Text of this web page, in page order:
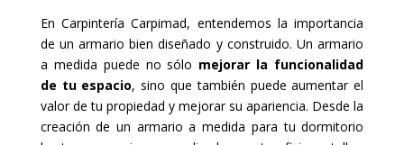
En Carpintería Carpimad, entendemos la importancia
de un armario bien diseñado y construido. Un armario
a medida puede no sólo mejorar la funcionalidad
de tu espacio, sino que también puede aumentar el
valor de tu propiedad y mejorar su apariencia. Desde la
creación de un armario a medida para tu dormitorio